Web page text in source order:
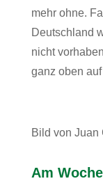
mehr ohne.
Deutschland
nicht
ganz oben
Bild von Juan
Am